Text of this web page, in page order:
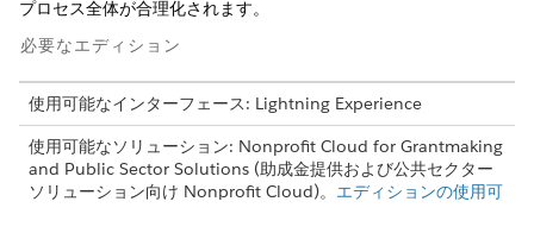
プロセス全体が合理化されます。
必要なエディション
使用可能なインターフェース: Lightning Experience
使用可能なソリューション: Nonprofit Cloud for Grantmaking
and Public Sector Solutions (助成金提供および公共セクター
ソリューション向け Nonprofit Cloud)。 エディションの使用可